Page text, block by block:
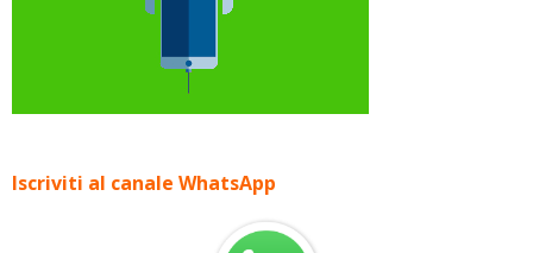
Iscriviti al canale WhatsApp